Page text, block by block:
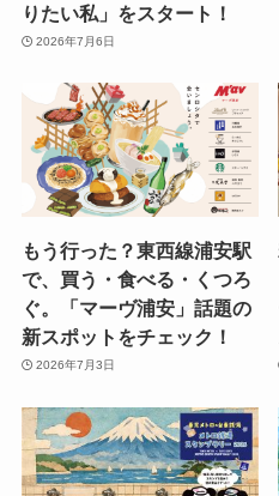
りたい私」をスタート！
2026年7月6日
もう行った？東西線浦安駅
で、買う・食べる・くつろ
ぐ。「マーヴ浦安」話題の
新スポットをチェック！
2026年7月3日